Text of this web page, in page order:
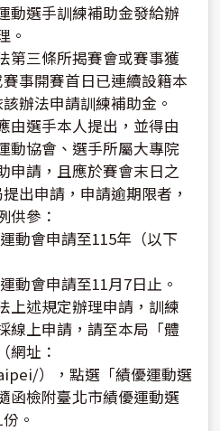
動選手訓練補助金發給辦
。
第三條所揭賽會或賽事獲
事開賽首日已連續設籍本
辦法申請訓練補助金。
由選手本人提出，並得由
動協會、選手所屬大專院
申請，且應於賽會末日之
出申請，申請逾期限者，
供參：
動會申請至115年（以下
動會申請至11月7日止。
上述規定辦理申請，訓練
線上申請，請至本局「體
網址：
），點選「績優運動選
函檢附臺北市績優運動選
。